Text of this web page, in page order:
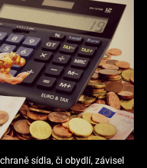
sídla, či obydlí, závisel